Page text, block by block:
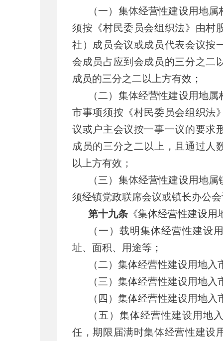
（一）集体经营性建设用地
须按《村民委员会组织法》由村
社）成员会议或成员代表会议按
会成员占应到会成员的三分之二
成员的三分之二以上方有效；
（二）集体经营性建设用地
市事项须按《村民委员会组织法
议或户主会议按一事一议的要求
成员的三分之二以上，且通过人
以上方有效；
（三）集体经营性建设用地
须经镇党政联席会议或镇长办公
第十九条 《集体经营性建设
（一）载明集体经营性建设
址、面积、用途等；
（二）集体经营性建设用地
（三）集体经营性建设用地入
（四）集体经营性建设用地
（五）集体经营性建设用地
任，期限届满时集体经营性建设